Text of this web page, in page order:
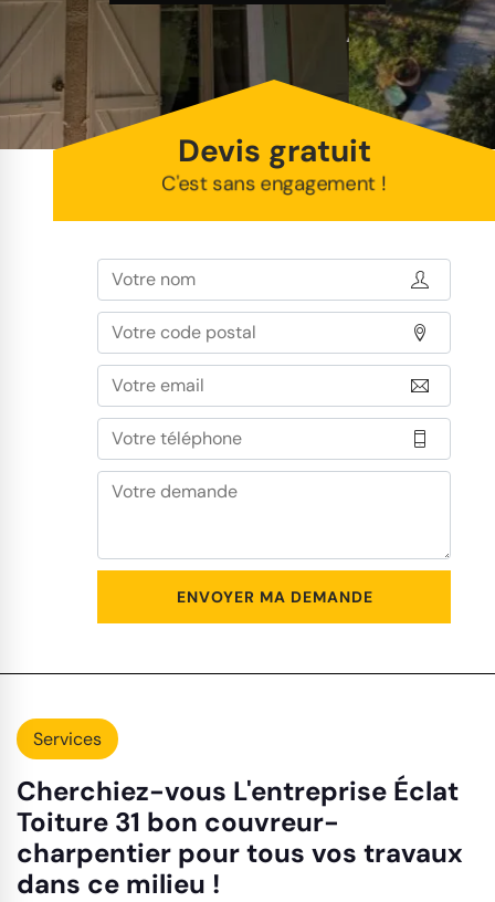
Devis gratuit
C'est sans engagement !
Services
Cherchiez-vous L'entreprise Éclat
Toiture 31 bon couvreur-
charpentier pour tous vos travaux
dans ce milieu !